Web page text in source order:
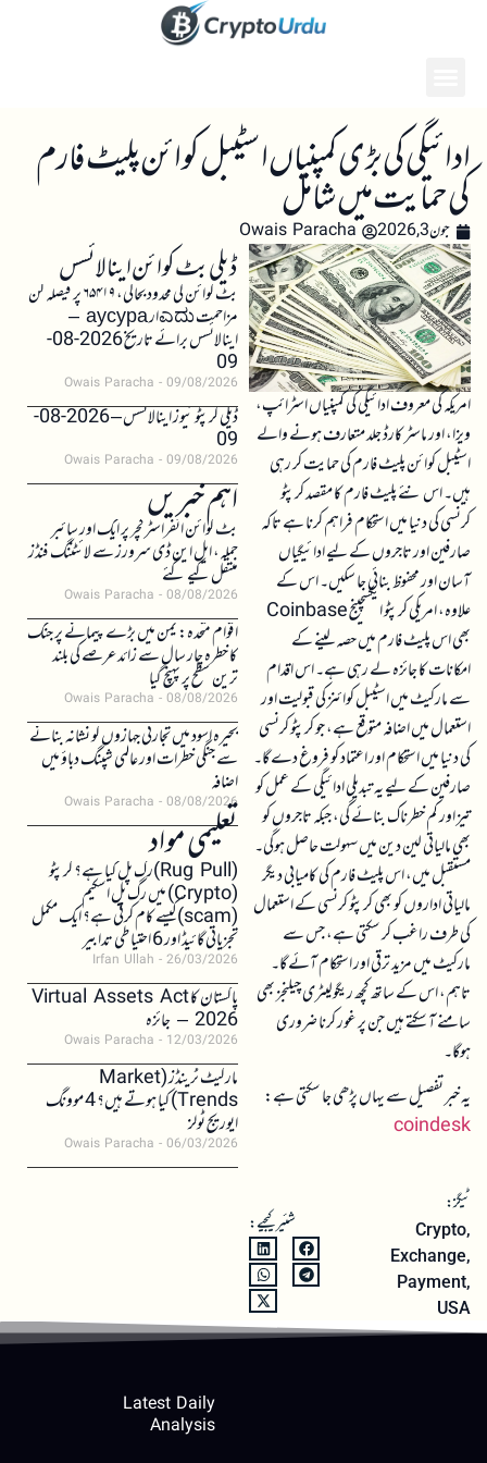
ادائیگی کی بڑی کمپنیاں اسٹیبل کوائن پلیٹ فارم
کی حمایت میں شامل
جون 3, 2026 Owais Paracha
امریکہ کی معروف ادائیگی کی کمپنیاں اسٹرائپ،
ویزا، اور ماسٹر کارڈ جلد متعارف ہونے والے
اسٹیبل کوائن پلیٹ فارم کی حمایت کر رہی
ہیں۔ اس نئے پلیٹ فارم کا مقصد کرپٹو
کرنسی کی دنیا میں استحکام فراہم کرنا ہے تاکہ
صارفین اور تاجروں کے لیے ادائیگیاں
آسان اور محفوظ بنائی جا سکیں۔ اس کے
علاوہ، امریکی کرپٹو ایکسچینج Coinbase
بھی اس پلیٹ فارم میں حصہ لینے کے
امکانات کا جائزہ لے رہی ہے۔ اس اقدام
سے مارکیٹ میں اسٹیبل کوائنز کی قبولیت اور
استعمال میں اضافہ متوقع ہے، جو کرپٹو کرنسی
کی دنیا میں استحکام اور اعتماد کو فروغ دے گا۔
صارفین کے لیے یہ تبدیلی ادائیگی کے عمل کو
تیز اور کم خطرناک بنائے گی، جبکہ تاجروں کو
بھی مالیاتی لین دین میں سہولت حاصل ہوگی۔
مستقبل میں، اس پلیٹ فارم کی کامیابی دیگر
مالیاتی اداروں کو بھی کرپٹو کرنسی کے استعمال
کی طرف راغب کر سکتی ہے، جس سے
مارکیٹ میں مزید ترقی اور استحکام آئے گا۔
تاہم، اس کے ساتھ کچھ ریگولیٹری چیلنجز بھی
سامنے آ سکتے ہیں جن پر غور کرنا ضروری
ہوگا۔
یہ خبر تفصیل سے یہاں پڑھی جا سکتی ہے:
coindesk
ٹیگز:
Crypto,
Exchange,
Payment,
USA
شئیر کیجیے:
ڈیلی بٹ کوائن اینالائسس
بٹ کوائن کی محدود بحالی، ۶۵۴۱۹ پر فیصلہ کن
مزاحمت ಎದುار аусура –
اینالائسس برائے تاریخ 2026-08-
09
Owais Paracha 09/08/2026
ڈیلی کرپٹو نیوز اینالائسس – 2026-08-
09
Owais Paracha 09/08/2026
اہم خبریں
بٹ کوائن انفراسٹرکچر پر ایک اور سائبر
حملہ، ایل این ڈی سرورز سے لائٹننگ فنڈز
منتقل کیے گئے
Owais Paracha 08/08/2026
اقوام متحدہ: یمن میں بڑے پیمانے پر جنگ
کا خطرہ چار سال سے زائد عرصے کی بلند
ترین سطح پر پہنچ گیا
Owais Paracha 08/08/2026
بحیرہ اسود میں تجارتی جہازوں کو نشانہ بنانے
سے جنگی خطرات اور عالمی شپنگ دباؤ میں
اضافہ
Owais Paracha 08/08/2026
تعلیمی مواد(Rug Pull)رگ پل کیا ہے؟ کرپٹو
(Crypto) میں رگ پل اسکیم
(scam)کیسے کام کرتی ہے؟ ایک مکمل
تجزیاتی گائیڈ اور 6 احتیاطی تدابیر
Irfan Ullah 26/03/2026
پاکستان کا Virtual Assets Act
2026 – جائزہ
Owais Paracha 12/03/2026
مارکیٹ ٹرینڈز (Market
Trends) کیا ہوتے ہیں؟ 4 موونگ
ایوریج ٹولز
Owais Paracha 06/03/2026
Latest Daily
Analysis